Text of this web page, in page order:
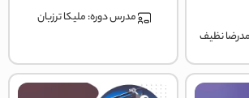
نظیف
مدرس دوره:ملیکا ترزبان